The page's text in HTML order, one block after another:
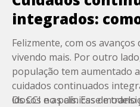
integrados:
necessidades
Felizmente, com os avanços
vivendo mais. Por outro
população tem aumentado
cuidados continuados
idosos no país. Esse
Os CCI e asclínicas de